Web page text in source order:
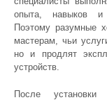
опыта, навыков и
Поэтому разумные
мастерам, чьи
но и продлят
устройств.
После